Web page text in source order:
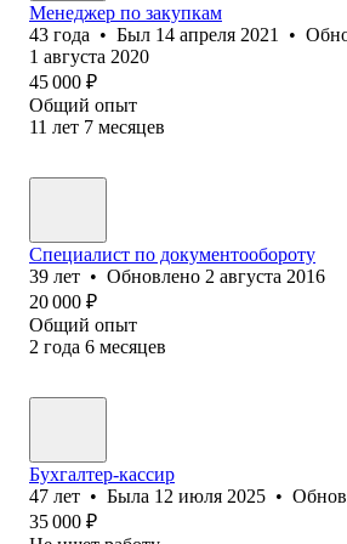
Менеджер по закупкам
43 года • Был 14 апреля 2021 •
1 августа 2020
45 000 ₽
Общий опыт
11 лет 7 месяцев
Специалист по документообороту
39 лет • Обновлено 2 августа 2016
20 000 ₽
Общий опыт
2 года 6 месяцев
Бухгалтер-кассир
47 лет • Была 12 июля 2025 •
35 000 ₽